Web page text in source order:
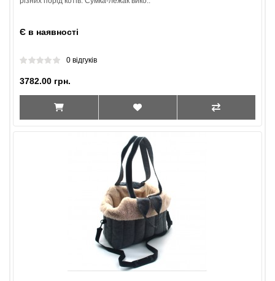
Є в наявності
0 відгуків
3782.00 грн.